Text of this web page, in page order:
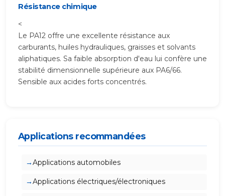
Résistance chimique
<
Le PA12 offre une excellente résistance aux
carburants, huiles hydrauliques, graisses et solvants
aliphatiques. Sa faible absorption d'eau lui confère une
stabilité dimensionnelle supérieure aux PA6/66.
Sensible aux acides forts concentrés.
Applications recommandées
Applications automobiles
Applications électriques/électroniques